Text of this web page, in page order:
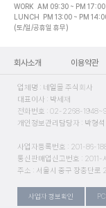
WORK AM 09:30 ~ PM 17:00
LUNCH PM 13:00 ~ PM
(토/일/공휴일 휴무)
회사소개 이용약관
업체명 : 네일몰 주식회사
대표이사 : 박세재
전화번호 : 02-2268-
개인정보관리담당자 : 박형석
사업자등록번호 : 201-86-
통신판매업신고번호 :
주소 : 서울시 중구 장충단로
사업자 정보확인